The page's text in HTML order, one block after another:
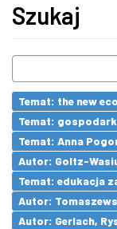
Szukaj
Temat: the new
Temat:
Temat: Anna
Autor: Goltz-
Temat: edukacja
Autor:
Autor: Gerlach,